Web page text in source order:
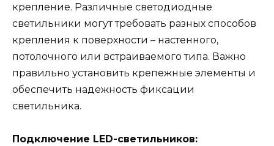
крепление. Различные светодиодные
светильники могут требовать разных способов
крепления к поверхности – настенного,
потолочного или встраиваемого типа. Важно
правильно установить крепежные элементы и
обеспечить надежность фиксации
светильника.
Подключение LED-светильников: